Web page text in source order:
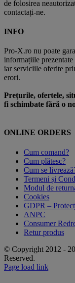
de folosirea
contactați-ne.
INFO
Pro-X.ro nu poate
informațiile prezentate
iar serviciile oferite
erori.
Prețurile, ofertele,
fi schimbate fără o
ONLINE ORDERS
Cum comand?
Cum plătesc?
Cum se
Termeni și
Modul de
Cookies
GDPR –
ANPC
Consumer
Retur produs
© Copyright 2012 -
Reserved.
Page load link